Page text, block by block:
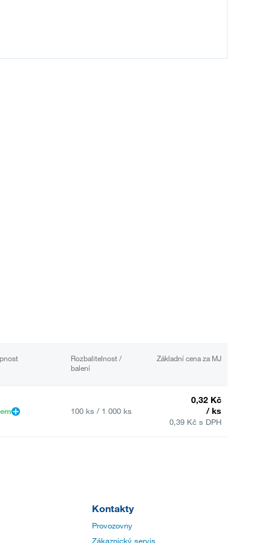
Rozbalitelnost /
balení
Základní cena za MJ
100 ks / 1 000 ks
0,32 Kč
/ ks
0,39 Kč s DPH
Kontakty
Provozovny
Zákaznický servis